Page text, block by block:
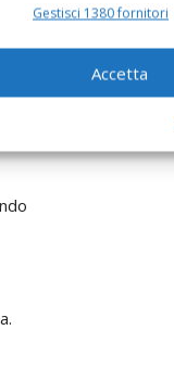
Gestisci 1380 fornitori
Accetta